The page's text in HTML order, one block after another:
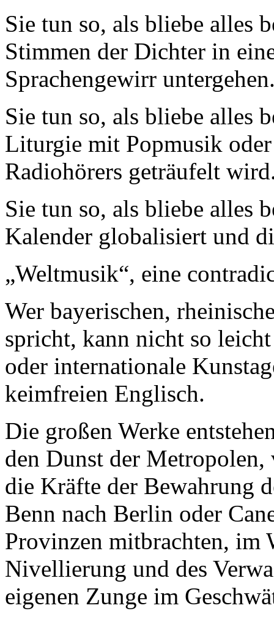
Sie tun so, als bliebe alles
Stimmen der Dichter in
Sprachengewirr
Sie tun so, als bliebe alles
Liturgie mit Popmusik
Radiohörers geträufelt
Sie tun so, als bliebe alles
Kalender globalisiert und
„Weltmusik“, eine
Wer bayerischen,
spricht, kann nicht so
oder internationale
keimfreien Englisch.
Die großen Werke
den Dunst der
die Kräfte der Bewahrung
Benn nach Berlin oder
Provinzen mitbrachten, im
Nivellierung und des
eigenen Zunge im